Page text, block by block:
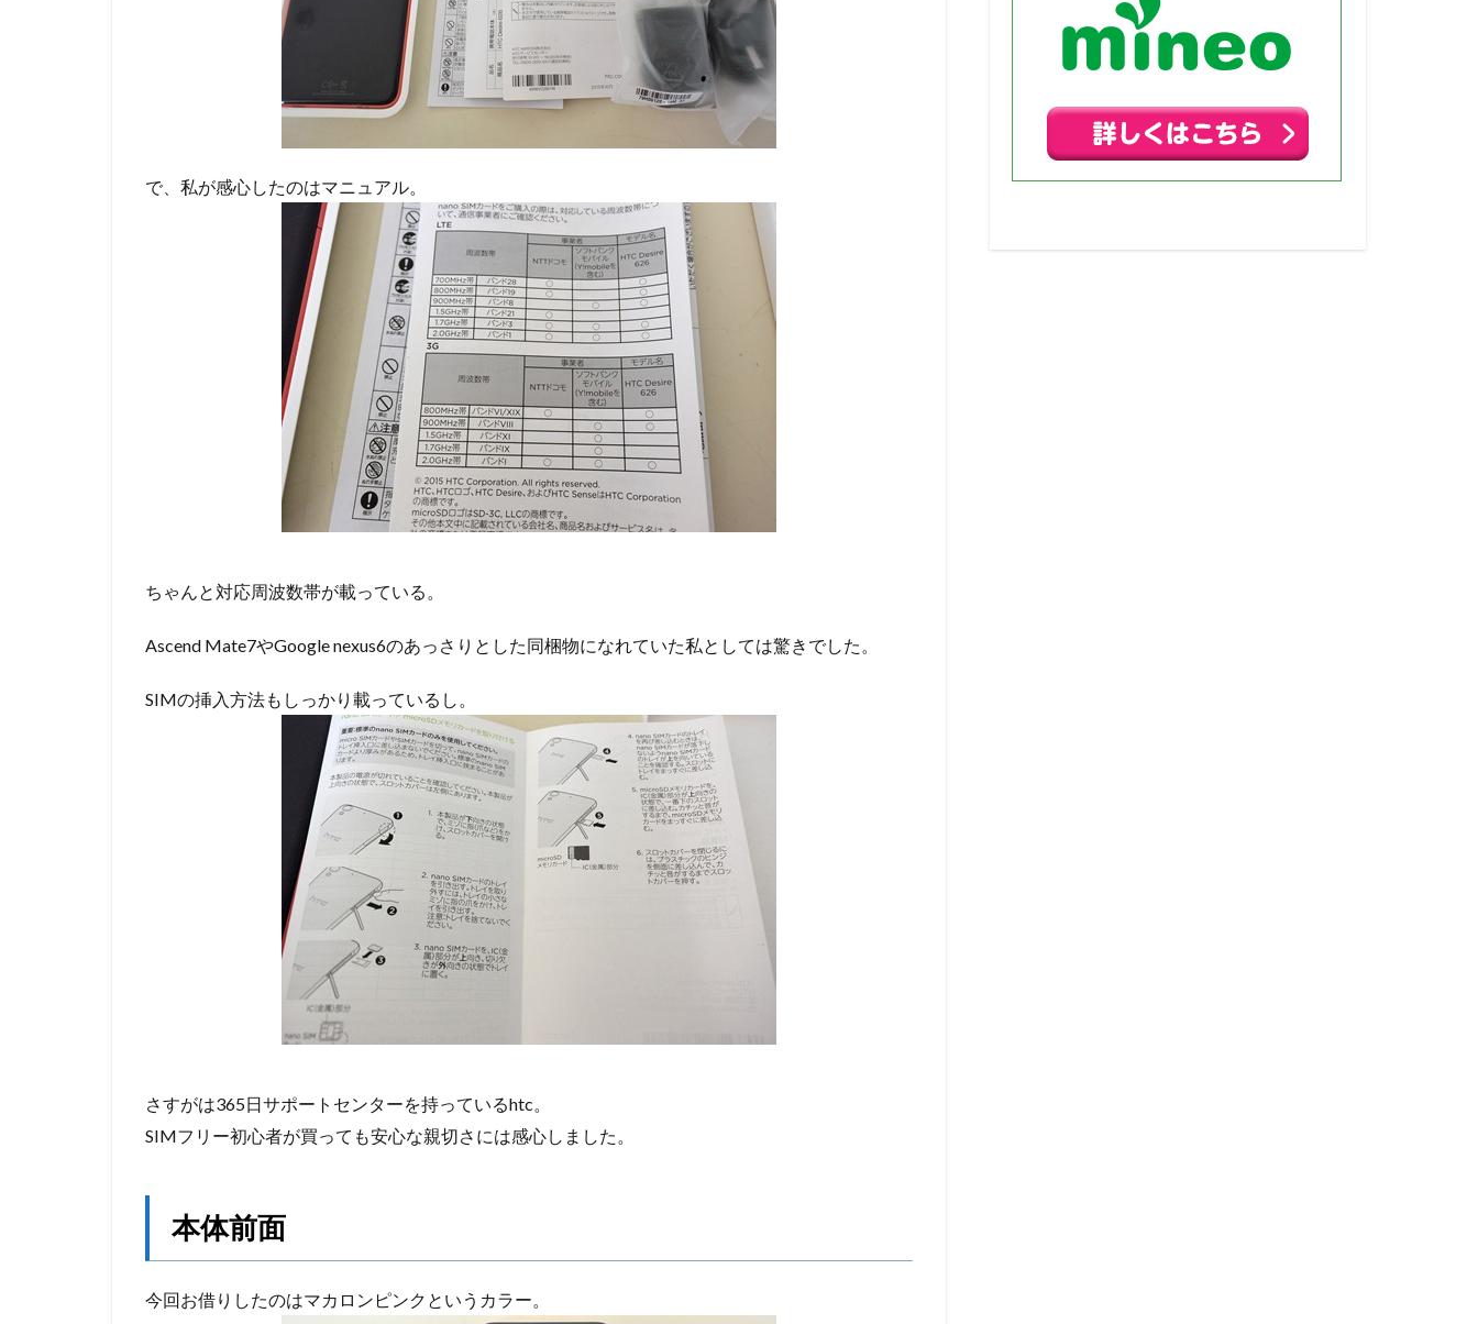
で、私が感心したのはマニュアル。
ちゃんと対応周波数帯が載っている。
Ascend Mate7やGoogle nexus6のあっさりとした同梱物になれていた私としては驚きでした。
SIMの挿入方法もしっかり載っているし。
さすがは365日サポートセンターを持っているhtc。
SIMフリー初心者が買っても安心な親切さには感心しました。
本体前面
今回お借りしたのはマカロンピンクというカラー。